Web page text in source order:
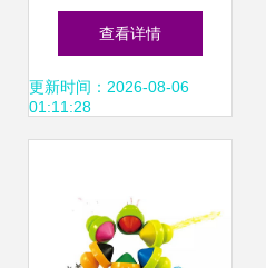
堆小三角，组合起
来竟然这么好玩
查看详情
更新时间：2026-08-06
01:11:28